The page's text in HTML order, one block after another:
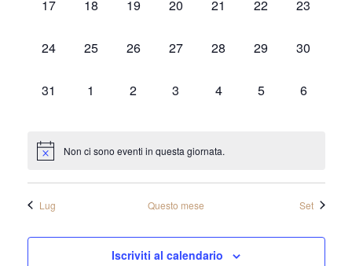
0
17
0
18
0
19
0
20
0
21
0
22
0
23
0
24
0
25
0
26
0
27
0
28
0
29
0
30
0
31
0
1
0
2
0
3
0
4
0
5
0
6
Non ci sono eventi in questa giornata.
Lug Questo mese Set
Iscriviti al calendario